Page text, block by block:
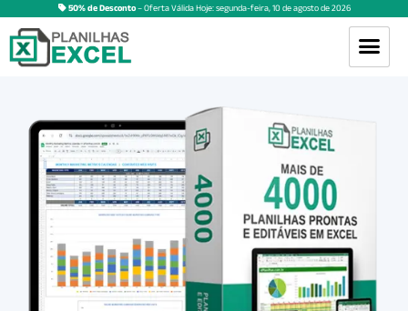
50% de Desconto– Oferta Válida Hoje:segunda-feira,10deagostode2026